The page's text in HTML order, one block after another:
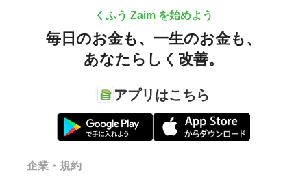
くふう Zaim を始めよう
毎日のお金も、 一生のお金も、
あなたらしく改善。
アプリはこちら
企業・規約